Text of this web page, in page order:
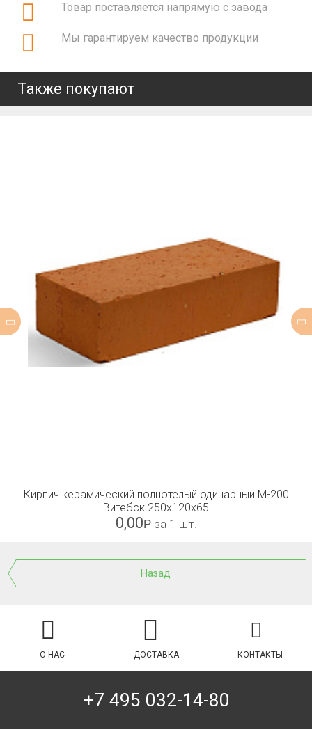
Товар поставляется напрямую с завода
Мы гарантируем качество продукции
Также покупают
Кирпич керамический полнотелый одинарный М-200
Витебск 250x120x65
0,00Р за 1 шт.
Назад
О НАС ДОСТАВКА КОНТАКТЫ
+7 495 032-14-80